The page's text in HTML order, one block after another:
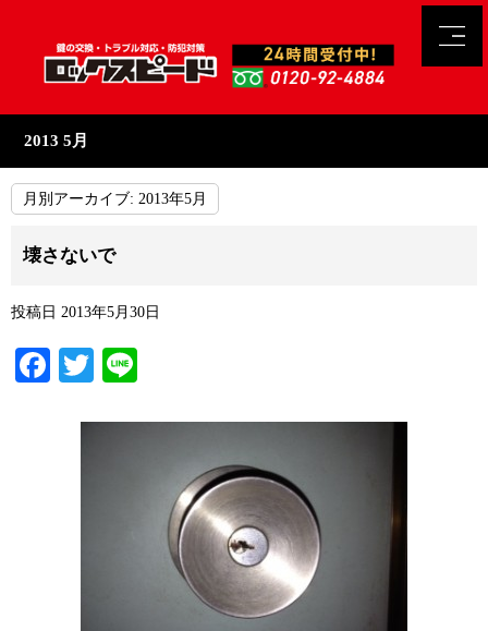
2013 5月
月別アーカイブ: 2013年5月
壊さないで
投稿日 2013年5月30日
Facebook
Twitter